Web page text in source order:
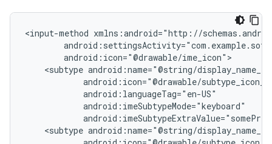
<input-method
<subtype
<subtype